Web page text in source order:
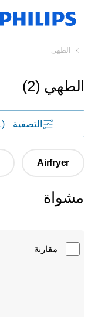
أيقونة
الطهي
الطهي (
2
)
التصفية
Airfryer
مشواة
مقارنة